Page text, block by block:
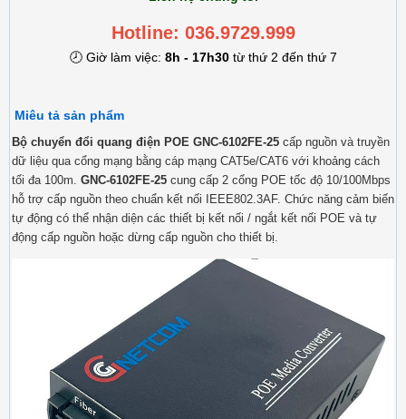
Hotline: 036.9729.999
🕗 Giờ làm việc: 8h - 17h30từ thứ 2 đến thứ 7
Miêu tả sản phẩm
Bộ chuyển đổi quang điện POE GNC-6102FE-25 cấp nguồn và truyền
dữ liệu qua cổng mạng bằng cáp mạng CAT5e/CAT6 với khoảng cách
tối đa 100m. GNC-6102FE-25 cung cấp 2 cổng POE tốc độ 10/100Mbps
hỗ trợ cấp nguồn theo chuẩn kết nối IEEE802.3AF. Chức năng cảm biến
tự động có thể nhận diện các thiết bị kết nối / ngắt kết nối POE và tự
động cấp nguồn hoặc dừng cấp nguồn cho thiết bị.